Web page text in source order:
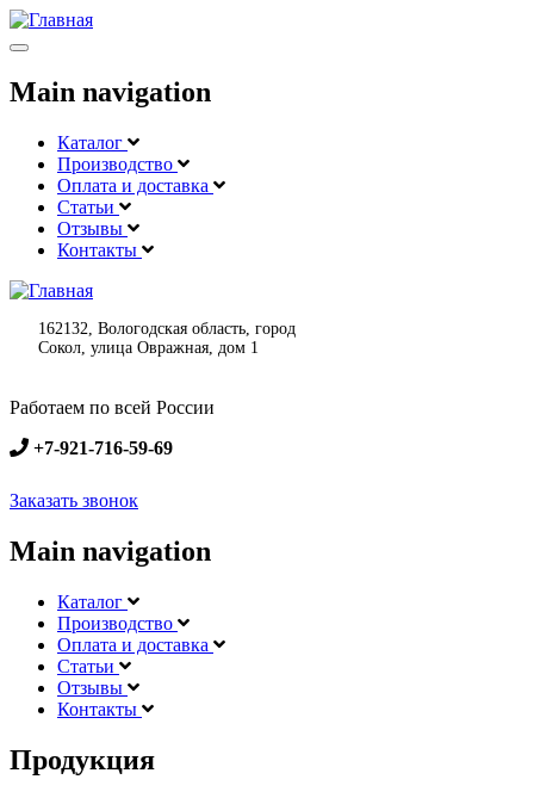
Меню
Main navigation
Каталог
Производство
Оплата и доставка
Статьи
Отзывы
Контакты
162132, Вологодская область, город
Сокол, улица Овражная, дом 1
Работаем по всей России
+7-921-716-59-69
Заказать звонок
Main navigation
Каталог
Производство
Оплата и доставка
Статьи
Отзывы
Контакты
Продукция